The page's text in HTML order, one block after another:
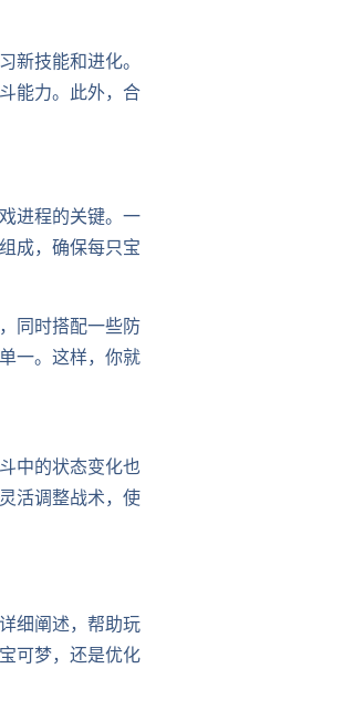
技能和进化。
能力。此外，合
进程的关键。一
成，确保每只宝
同时搭配一些防
一。这样，你就
中的状态变化也
活调整战术，使
细阐述，帮助玩
可梦，还是优化